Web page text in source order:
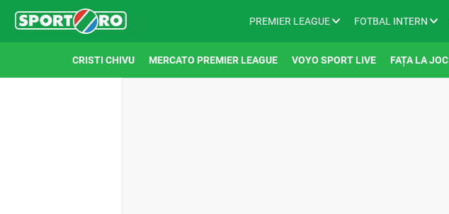
PREMIER LEAGUE FOTBAL INTERN
CRISTI CHIVU MERCATO PREMIER LEAGUE VOYO SPORT LIVE FAȚA LA JOC